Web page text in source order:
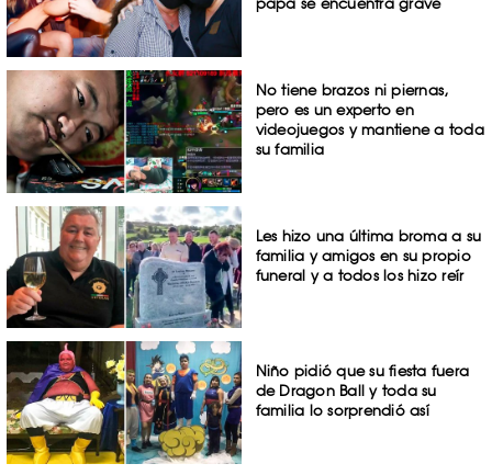
papá se encuentra grave
No tiene brazos ni piernas,
pero es un experto en
videojuegos y mantiene a toda
su familia
Les hizo una última broma a su
familia y amigos en su propio
funeral y a todos los hizo reír
Niño pidió que su fiesta fuera
de Dragon Ball y toda su
familia lo sorprendió así